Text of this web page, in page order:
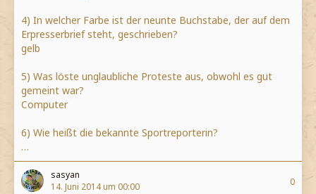
4) In welcher Farbe ist der neunte Buchstabe, der auf dem
Erpresserbrief steht, geschrieben?
gelb
5) Was löste unglaubliche Proteste aus, obwohl es gut
gemeint war?
Computer
6) Wie heißt die bekannte Sportreporterin?
…
sasyan
14. Juni 2014 um 00:00
0